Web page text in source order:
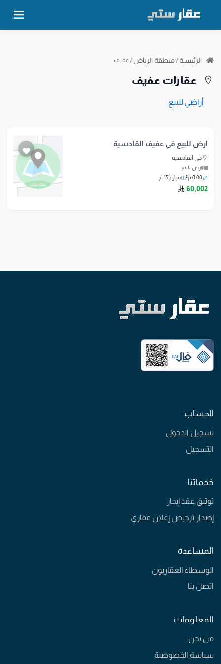
الرئيسية/منطقة الرياض/ عفيف
عقارات عفيف
أراضي للبيع
ارض للبيع في عفيف القادسية
حي القادسية
ارض للبيع
0.00 م²
شارع 15 م
60,002 ريال سعودي
الحساب
تسجيل الدخول
التسجيل
خدماتنا
توثيق عقد إيجار
إصدار ترخيص إعلان عقاري
المساعدة
الوسطاء العقاريون
اتصل بنا
المعلومات
من نحن
سياسة الخصوصية